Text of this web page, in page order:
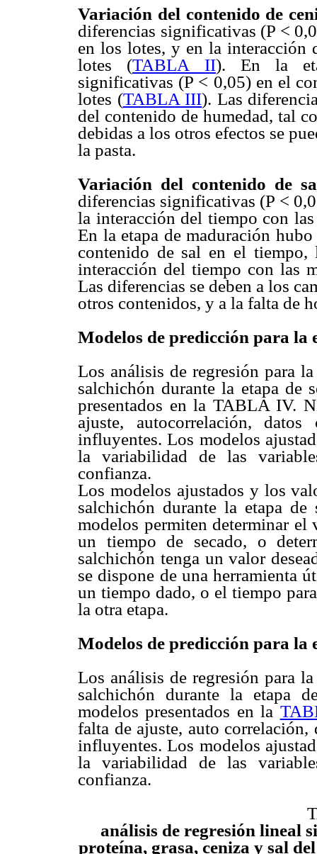
Variación del contenido de
diferencias significativas (P <
en los lotes, y en la interacción
lotes (TABLA II). En la
significativas (P < 0,05) en el
lotes (TABLA III). Las
del contenido de humedad, tal
debidas a los otros efectos se
la pasta.
Variación del contenido de
diferencias significativas (P <
la interacción del tiempo con
En la etapa de maduración
contenido de sal en el
interacción del tiempo con las
Las diferencias se deben a los
otros contenidos, y a la falta de
Modelos de predicción para la
Los análisis de regresión para
salchichón durante la etapa de
presentados en la TABLA IV.
ajuste, autocorrelación,
influyentes. Los modelos
la variabilidad de las
confianza.
Los modelos ajustados y los
salchichón durante la etapa
modelos permiten determinar el
un tiempo de secado, o
salchichón tenga un valor
se dispone de una herramienta
un tiempo dado, o el tiempo
la otra etapa.
Modelos de predicción para la
Los análisis de regresión para
salchichón durante la etapa
modelos presentados en la
falta de ajuste, auto
influyentes. Los modelos
la variabilidad de las
confianza.
análisis de regresión lineal
proteína, grasa, ceniza y sal